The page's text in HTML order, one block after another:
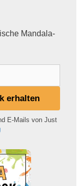
Mandala-
erhalten
E-Mails von Just